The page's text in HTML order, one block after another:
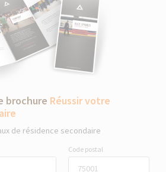
brochure Réussir votre
de résidence secondaire
Code postal